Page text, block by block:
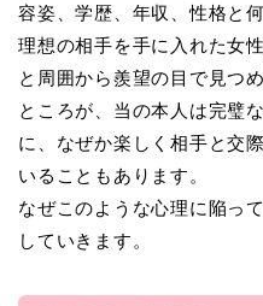
容姿、学歴、年収、性格と
理想の相手を手に入れた女
と周囲から羨望の目で見つ
ところが、当の本人は完璧
に、なぜか楽しく相手と交
いることもあります。
なぜこのような心理に陥っ
していきます。